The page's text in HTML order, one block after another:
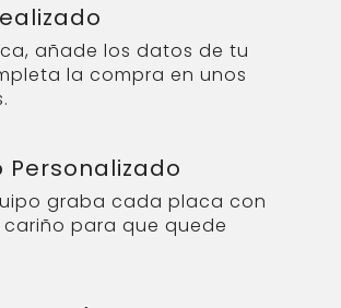
añade los datos de tu
la compra en unos
Personalizado
graba cada placa con
para que quede